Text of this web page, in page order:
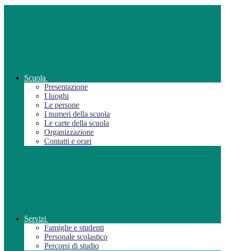
Scuola
Presentazione
I luoghi
Le persone
I numeri della scuola
Le carte della scuola
Organizzazione
Contatti e orari
Servizi
Famiglie e studenti
Personale scolastico
Percorsi di studio